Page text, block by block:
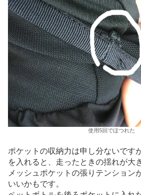
使用5回でほつれた
ポケットの収納力は申し分ないです
を入れると、走ったときの揺れが大
メッシュポケットの張りテンション
いいかもです。